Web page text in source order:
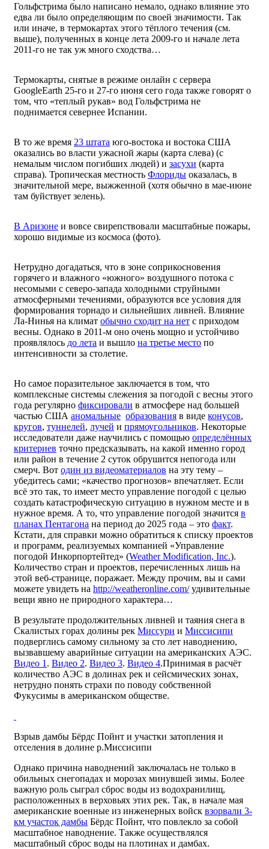
Гольфстрима было написано немало, однако влияние это
едва ли было определяющим по своей значимости. Так
или иначе, в термокартах этого тёплого течения (см.
выше), полученных в конце лета 2009-го и начале лета
2011-го не так уж много сходства…
Термокарты, снятые в режиме онлайн с сервера
GoogleEarth 25-го и 27-го июня сего года также говорят о
том, что «теплый рукав» вод Гольфстрима не
поднимается севернее Испании.
В то же время 23 штата юго-востока и востока США
оказались во власти ужасной жары (карта слева) (с
немалым числом погибших людей) и засухи (карта
справа). Тропическая местность Флориды оказалась, в
значительной мере, выжженной (хотя обычно в мае-июне
там буйствует зелень).
В Аризоне и вовсе свирепствовали масштабные пожары,
хорошо видимые из космоса (фото).
Нетрудно догадаться, что в зоне соприкосновения
горячего и влажного «южного» воздушного потока с
несомыми с северо-запада холодными струйными
атмосферными течениями, образуются все условия для
формирования торнадо и сильнейших ливней. Влияние
Ла-Нинья на климат обычно сходит на нет с приходом
весны. Однако в 2011-м оно очень мощно и устойчиво
проявлялось до лета и вышло на третье место по
интенсивности за столетие.
Но самое поразительное заключается в том, что
комплексные системы слежения за погодой с весны этого
года регулярно фиксировали в атмосфере над большей
частью США аномальные образования в виде конусов,
кругов, туннелей, лучей и прямоугольников. Некоторые
исследователи даже научились с помощью определённых
критериев точно предсказывать, на какой именно город
или район в течение 2 суток обрушится непогода или
смерч. Вот один из видеоматериалов на эту тему –
убедитесь сами; «качество прогнозов» впечатляет. Если
всё это так, то имеет место управление погодой с целью
создать катастрофическую ситуацию в нужном месте и в
нужное время. А то, что управление погодой значится в
планах Пентагона на период до 2025 года – это факт.
Кстати, для справки можно обратиться к списку проектов
и программ, реализуемых компанией «Управление
погодой Инкорпортейтед» (Weather Modification, Inc.).
Количество стран и проектов, перечисленных лишь на
этой веб-странице, поражает. Между прочим, вы и сами
можете увидеть на http://weatheronline.com/удивительные
вещи явно не природного характера…
В результате продолжительных ливней и таяния снега в
Скалистых горах долины рек Миссури и Миссисипи
подверглись самому сильному за сто лет наводнению,
вызвавшему аварийные ситуации на американских АЭС.
Видео 1 . Видео 2. Видео 3. Видео 4.Принимая в расчёт
количество АЭС в долинах рек и сейсмических зонах,
нетрудно понять страхи по поводу собственной
Фукусимы в американском обществе.
Взрыв дамбы Бёрдс Пойнт и участки затопления и
отселения в долине р.Миссисипи
Однако причина наводнений заключалась не только в
обильных снегопадах и морозах минувшей зимы. Более
важную роль сыграл сброс воды из водохранилищ,
расположенных в верховьях этих рек. Так, в начале мая
американские военные из инженерных войск взорвали 3-
км участок дамбы Бёрдс Пойнт, что повлекло за собой
масштабное наводнение. Также осуществлялся
масштабный сброс воды на плотинах и дамбах.